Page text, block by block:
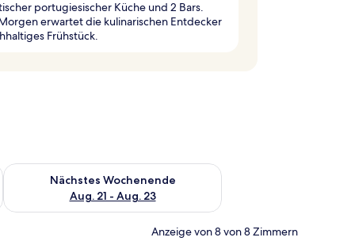
portugiesischer Küche und 2 Bars.
erwartet die kulinarischen Entdecker
Frühstück.
Aug. 14 - Aug. 16.
Nächstes Wochenende
Aug. 21 - Aug. 23
Überprüfe die Verfügbarkeit für nächstes Wochenende, Aug.
Anzeige von 8 von 8 Zimmern